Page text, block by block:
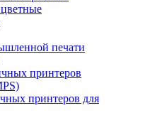
печати
принтеров
принтеров для